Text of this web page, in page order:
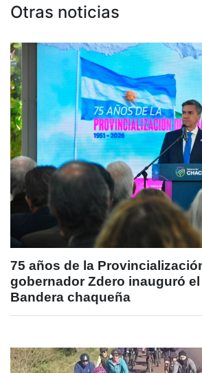
Otras noticias
75 años de la
gobernador Zdero inauguró
Bandera chaqueña